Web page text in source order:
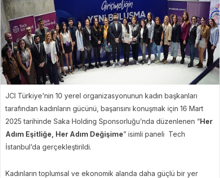
JCI Türkiye’nin 10 yerel organizasyonunun kadın başkanları
tarafından kadınların gücünü, başarısını konuşmak için 16 Mart
2025 tarihinde Saka Holding Sponsorluğu’nda düzenlenen “Her
Adım Eşitliğe, Her Adım Değişime” isimli paneli Tech
İstanbul’da gerçekleştirildi.
Kadınların toplumsal ve ekonomik alanda daha güçlü bir yer